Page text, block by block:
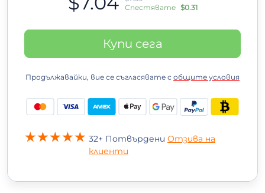
Спестявате $0.31
Купи сега
Продължавайки, вие се съгласявате с общите условия
32+ Потвърдени Отзива на
клиенти